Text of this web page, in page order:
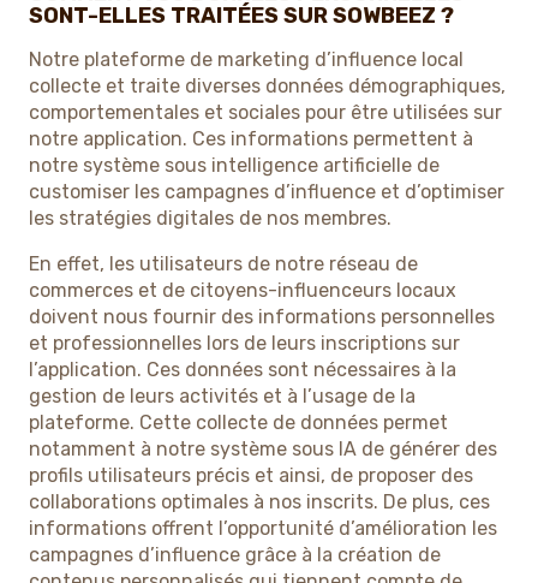
SONT-ELLES TRAITÉES SUR SOWBEEZ ?
Notre plateforme de marketing d’influence local
collecte et traite diverses données démographiques,
comportementales et sociales pour être utilisées sur
notre application. Ces informations permettent à
notre système sous intelligence artificielle de
customiser les campagnes d’influence et d’optimiser
les stratégies digitales de nos membres.
En effet, les utilisateurs de notre réseau de
commerces et de citoyens-influenceurs locaux
doivent nous fournir des informations personnelles
et professionnelles lors de leurs inscriptions sur
l’application. Ces données sont nécessaires à la
gestion de leurs activités et à l’usage de la
plateforme. Cette collecte de données permet
notamment à notre système sous IA de générer des
profils utilisateurs précis et ainsi, de proposer des
collaborations optimales à nos inscrits. De plus, ces
informations offrent l’opportunité d’amélioration les
campagnes d’influence grâce à la création de